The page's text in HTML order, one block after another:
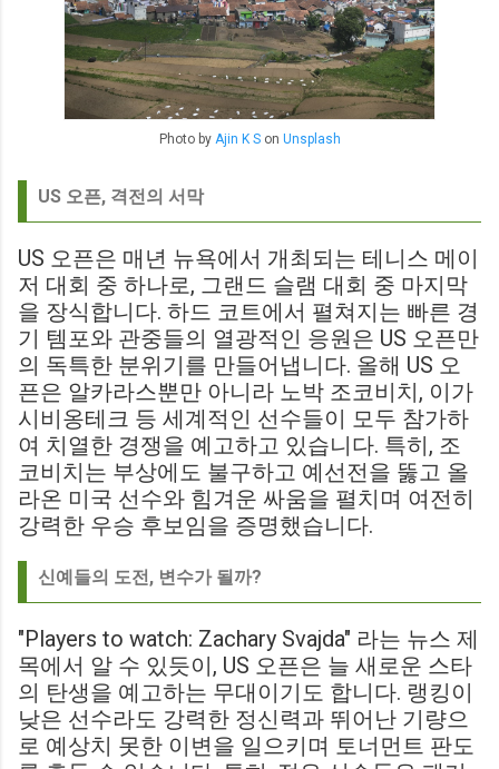
Photo by Ajin K Son Unsplash
US 오픈, 격전의 서막
US 오픈은 매년 뉴욕에서 개최되는 테니스 메이
저 대회 중 하나로, 그랜드 슬램 대회 중 마지막
을 장식합니다. 하드 코트에서 펼쳐지는 빠른 경
기 템포와 관중들의 열광적인 응원은 US 오픈만
의 독특한 분위기를 만들어냅니다. 올해 US 오
픈은 알카라스뿐만 아니라 노박 조코비치, 이가
시비옹테크 등 세계적인 선수들이 모두 참가하
여 치열한 경쟁을 예고하고 있습니다. 특히, 조
코비치는 부상에도 불구하고 예선전을 뚫고 올
라온 미국 선수와 힘겨운 싸움을 펼치며 여전히
강력한 우승 후보임을 증명했습니다.
신예들의 도전, 변수가 될까?
"Players to watch: Zachary Svajda" 라는 뉴스 제
목에서 알 수 있듯이, US 오픈은 늘 새로운 스타
의 탄생을 예고하는 무대이기도 합니다. 랭킹이
낮은 선수라도 강력한 정신력과 뛰어난 기량으
로 예상치 못한 이변을 일으키며 토너먼트 판도